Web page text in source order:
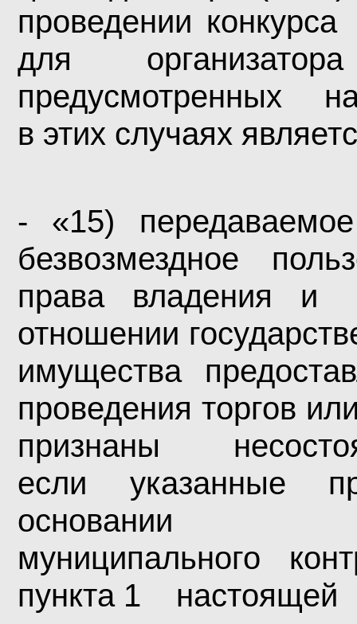
проведении
для
предусмотренных
в этих случаях
- «15)
безвозмездное
права владения
отношении
имущества
проведения торгов
признаны
если указанные
основании
муниципального
пункта 1 настоящей